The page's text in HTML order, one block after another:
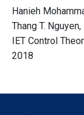
Hanieh
Thang T.
IET Control
2018